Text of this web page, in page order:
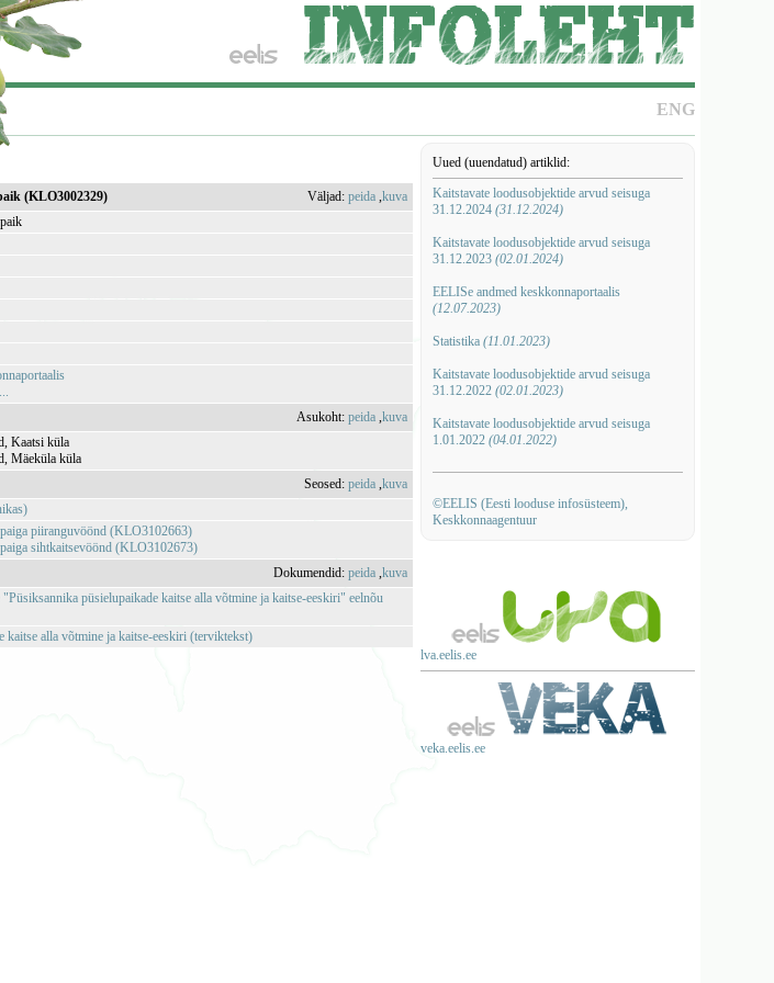
ENG
Uued (uuendatud) artiklid:
Kaitstavate loodusobjektide arvud seisuga
31.12.2024 (31.12.2024)
Kaitstavate loodusobjektide arvud seisuga
31.12.2023 (02.01.2024)
EELISe andmed keskkonnaportaalis
(12.07.2023)
Statistika (11.01.2023)
Kaitstavate loodusobjektide arvud seisuga
31.12.2022 (02.01.2023)
Kaitstavate loodusobjektide arvud seisuga
1.01.2022 (04.01.2022)
©EELIS (Eesti looduse infosüsteem),
Keskkonnaagentuur
lva.eelis.ee
veka.eelis.ee
(KLO3002329) Väljad:peida ,kuva
Asukoht:peida ,kuva
Kaatsi küla
Mäeküla küla
Seosed:peida ,kuva
piiranguvöönd (KLO3102663)
sihtkaitsevöönd (KLO3102673)
Dokumendid:peida ,kuva
püsielupaikade kaitse alla võtmine ja kaitse-eeskiri" eelnõu
kaitse alla võtmine ja kaitse-eeskiri (terviktekst)